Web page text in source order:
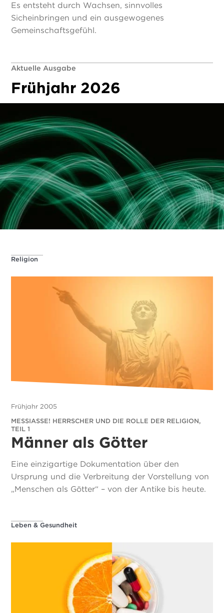
Es entsteht durch Wachsen, sinnvolles
Sicheinbringen und ein ausgewogenes
Gemeinschaftsgefühl.
Aktuelle Ausgabe
Frühjahr 2026
Religion
Frühjahr 2005
MESSIASSE! HERRSCHER UND DIE ROLLE DER RELIGION,
TEIL 1
Männer als Götter
Eine einzigartige Dokumentation über den
Ursprung und die Verbreitung der Vorstellung von
„Menschen als Götter“ – von der Antike bis heute.
Leben & Gesundheit